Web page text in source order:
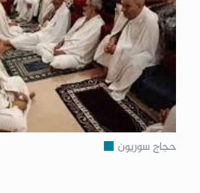
حجاج سوريون